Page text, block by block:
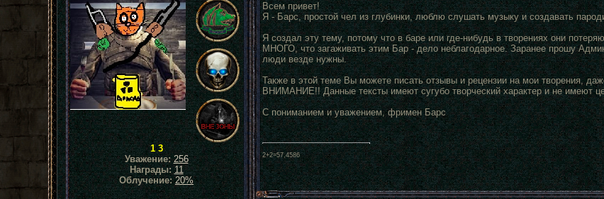
Всем привет!
Я - Барс, простой чел из глубинки, люблю слушать музыку и создавать
Я создал эту тему, потому что в баре или где-нибудь в творениях они
МНОГО, что загаживать этим Бар - дело неблагодарное. Заранее прошу
люди везде нужны.
Также в этой теме Вы можете писать отзывы и рецензии на мои творения,
ВНИМАНИЕ!! Данные тексты имеют сугубо творческий характер и не имеют
С пониманием и уважением, фримен Барс
2+2=57,4586
1 3
Уважение:256
Награды:11
Облучение:20%